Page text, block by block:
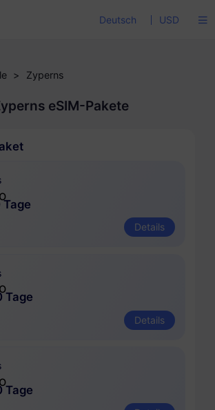
Deutsch USD
> Zyperns
eSIM-Pakete
Tage
Details
Tage
Details
Tage